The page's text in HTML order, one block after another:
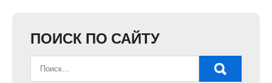
ПОИСК ПО САЙТУ